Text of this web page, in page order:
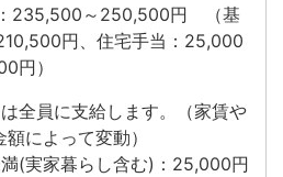
235,500～250,500円 （基
円、住宅手当：25,000
円）
全員に支給します。（家賃や
額によって変動）
満(実家暮らし含む)：25,000円